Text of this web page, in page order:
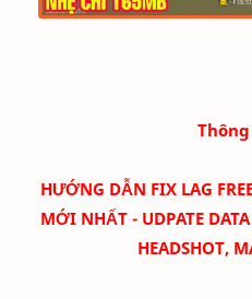
HƯỚNG DẪN FIX LAG
MỚI NHẤT - UDPATE
HEADSHOT,